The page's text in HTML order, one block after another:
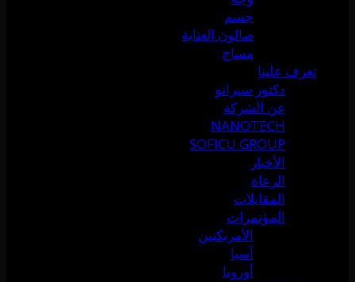
جسم
صالون العناية
مساج
تعرف علينا
دكتور سيرانو
عن الشركة
NANOTECH
SOFICU GROUP
الأخبار
الرعاة
المقابلات
المؤتمرات
الأمريكتين
آسيا
أوروبا